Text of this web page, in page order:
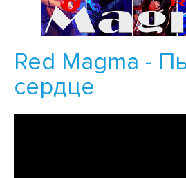
Red Magma -
сердце